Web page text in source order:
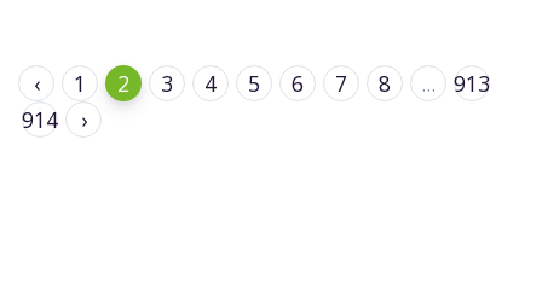
‹ 1 2 3 4 5 6 7 8 ...
913
914
›